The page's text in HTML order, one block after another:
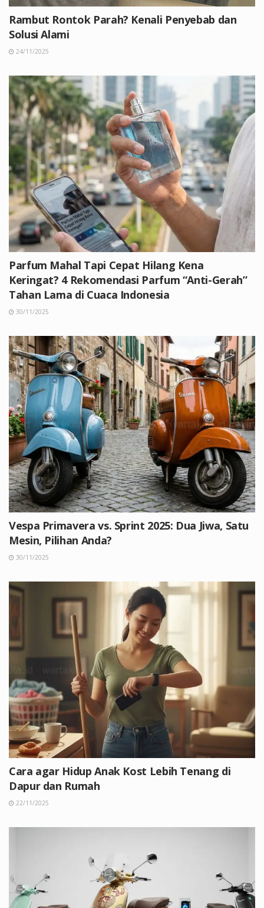
Rambut Rontok Parah? Kenali Penyebab dan
Solusi Alami
24/11/2025
Parfum Mahal Tapi Cepat Hilang Kena
Keringat? 4 Rekomendasi Parfum “Anti-Gerah”
Tahan Lama di Cuaca Indonesia
30/11/2025
Vespa Primavera vs. Sprint 2025: Dua Jiwa, Satu
Mesin, Pilihan Anda?
30/11/2025
Cara agar Hidup Anak Kost Lebih Tenang di
Dapur dan Rumah
22/11/2025